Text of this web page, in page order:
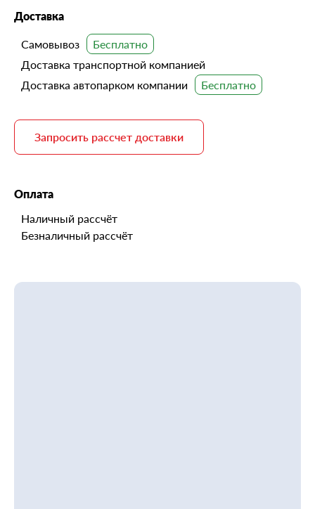
Доставка
Самовывоз
Доставка транспортной компанией
Доставка автопарком компании
Запросить рассчет доставки
Оплата
Наличный рассчёт
Безналичный рассчёт